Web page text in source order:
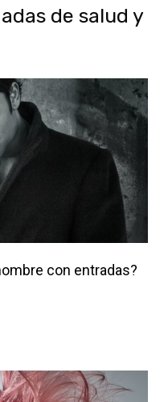
de salud y
con entradas?